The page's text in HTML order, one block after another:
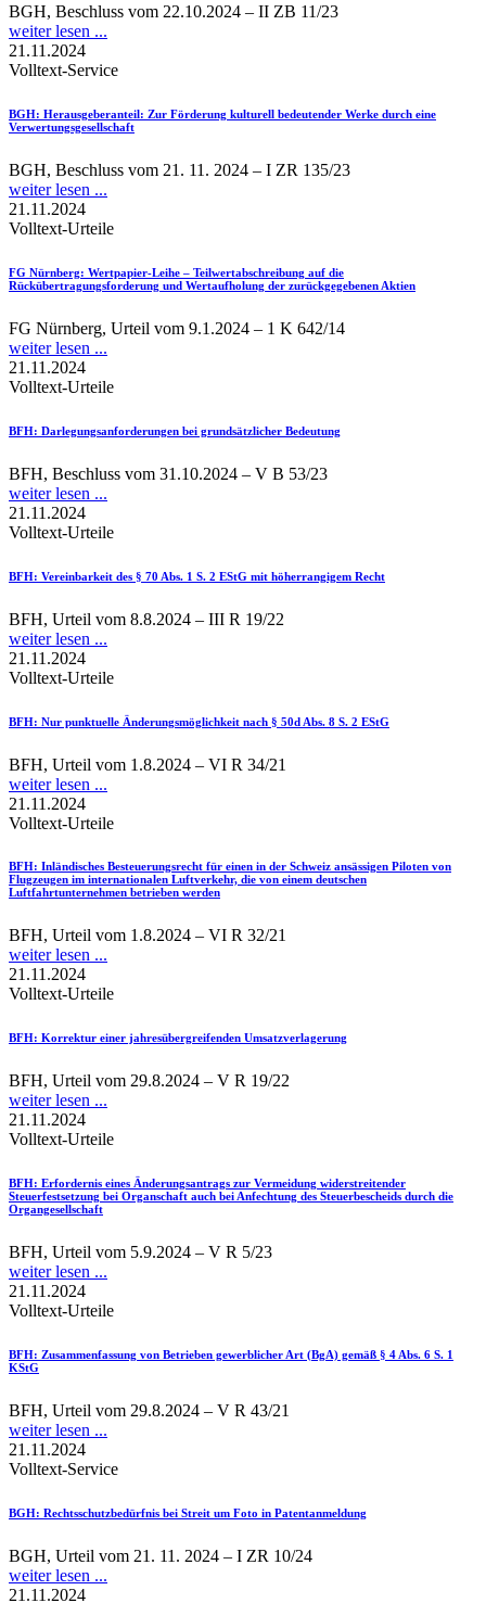
BGH, Beschluss vom 22.10.2024 – II ZB 11/23
weiter lesen ...
21.11.2024
Volltext-Service
BGH: Herausgeberanteil: Zur Förderung kulturell bedeutender Werke durch eine
Verwertungsgesellschaft
BGH, Beschluss vom 21. 11. 2024 – I ZR 135/23
weiter lesen ...
21.11.2024
Volltext-Urteile
FG Nürnberg: Wertpapier-Leihe – Teilwertabschreibung auf die
Rückübertragungsforderung und Wertaufholung der zurückgegebenen Aktien
FG Nürnberg, Urteil vom 9.1.2024 – 1 K 642/14
weiter lesen ...
21.11.2024
Volltext-Urteile
BFH: Darlegungsanforderungen bei grundsätzlicher Bedeutung
BFH, Beschluss vom 31.10.2024 – V B 53/23
weiter lesen ...
21.11.2024
Volltext-Urteile
BFH: Vereinbarkeit des § 70 Abs. 1 S. 2 EStG mit höherrangigem Recht
BFH, Urteil vom 8.8.2024 – III R 19/22
weiter lesen ...
21.11.2024
Volltext-Urteile
BFH: Nur punktuelle Änderungsmöglichkeit nach § 50d Abs. 8 S. 2 EStG
BFH, Urteil vom 1.8.2024 – VI R 34/21
weiter lesen ...
21.11.2024
Volltext-Urteile
BFH: Inländisches Besteuerungsrecht für einen in der Schweiz ansässigen Piloten von
Flugzeugen im internationalen Luftverkehr, die von einem deutschen
Luftfahrtunternehmen betrieben werden
BFH, Urteil vom 1.8.2024 – VI R 32/21
weiter lesen ...
21.11.2024
Volltext-Urteile
BFH: Korrektur einer jahresübergreifenden Umsatzverlagerung
BFH, Urteil vom 29.8.2024 – V R 19/22
weiter lesen ...
21.11.2024
Volltext-Urteile
BFH: Erfordernis eines Änderungsantrags zur Vermeidung widerstreitender
Steuerfestsetzung bei Organschaft auch bei Anfechtung des Steuerbescheids durch die
Organgesellschaft
BFH, Urteil vom 5.9.2024 – V R 5/23
weiter lesen ...
21.11.2024
Volltext-Urteile
BFH: Zusammenfassung von Betrieben gewerblicher Art (BgA) gemäß § 4 Abs. 6 S. 1
KStG
BFH, Urteil vom 29.8.2024 – V R 43/21
weiter lesen ...
21.11.2024
Volltext-Service
BGH: Rechtsschutzbedürfnis bei Streit um Foto in Patentanmeldung
BGH, Urteil vom 21. 11. 2024 – I ZR 10/24
weiter lesen ...
21.11.2024